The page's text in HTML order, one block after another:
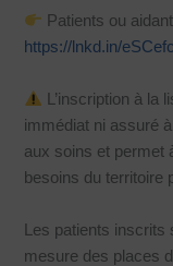
Patients ou
https://lnkd.in/
L’inscription à la
immédiat ni assuré
aux soins et permet
besoins du territoire
Les patients
mesure des places